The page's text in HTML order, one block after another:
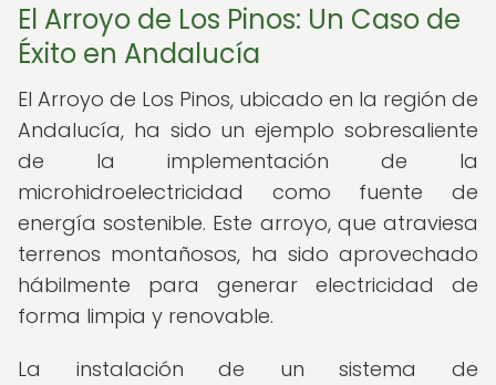
El Arroyo de Los Pinos: Un Caso de
Éxito en Andalucía
El Arroyo de Los Pinos, ubicado en la región de
Andalucía, ha sido un ejemplo sobresaliente
de la implementación de la
microhidroelectricidad como fuente de
energía sostenible. Este arroyo, que atraviesa
terrenos montañosos, ha sido aprovechado
hábilmente para generar electricidad de
forma limpia y renovable.
La instalación de un sistema de